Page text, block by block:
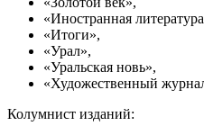
«Иностранная
«Итоги»,
«Урал»,
«Уральская новь»,
«Художественный
Колумнист изданий: